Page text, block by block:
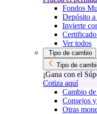
Fondos
Depósito
Invierte
Ver todos
Tipo de cambio
Tipo de
¡Gana con el
Cotiza aquí
Cambio
Consejos
Otras